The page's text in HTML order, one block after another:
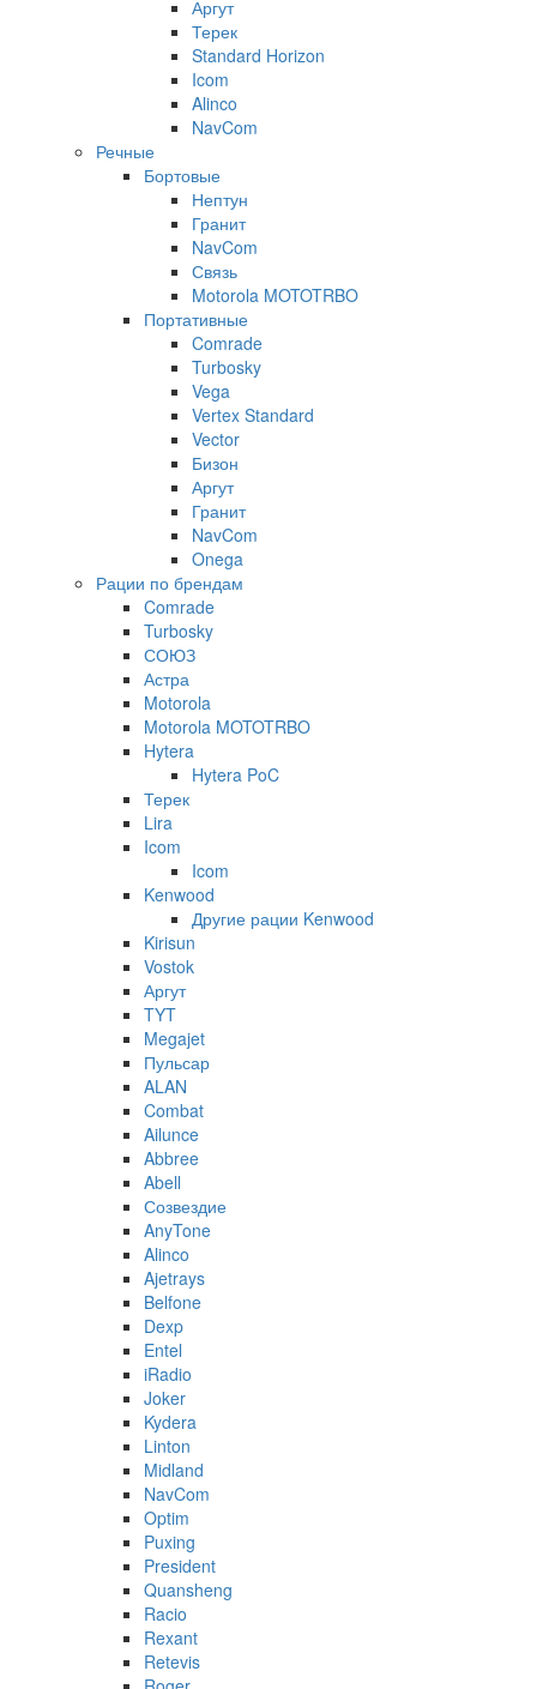
Аргут
Терек
Standard Horizon
Icom
Alinco
NavCom
Речные
Бортовые
Нептун
Гранит
NavCom
Связь
Motorola MOTOTRBO
Портативные
Comrade
Turbosky
Vega
Vertex Standard
Vector
Бизон
Аргут
Гранит
NavCom
Onega
Рации по брендам
Comrade
Turbosky
СОЮЗ
Астра
Motorola
Motorola MOTOTRBO
Hytera
Hytera PoC
Терек
Lira
Icom
Icom
Kenwood
Другие рации Kenwood
Kirisun
Vostok
Аргут
TYT
Megajet
Пульсар
ALAN
Combat
Ailunce
Abbree
Abell
Созвездие
AnyTone
Alinco
Ajetrays
Belfone
Dexp
Entel
iRadio
Joker
Kydera
Linton
Midland
NavCom
Optim
Puxing
President
Quansheng
Racio
Rexant
Retevis